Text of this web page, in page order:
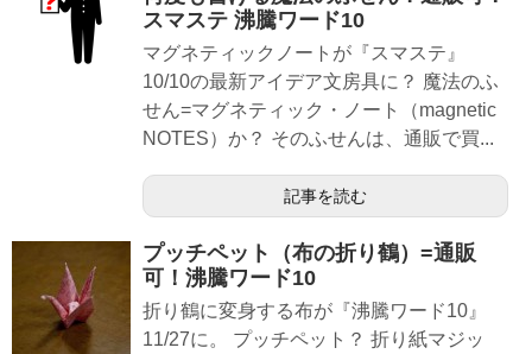
スマステ 沸騰ワード10
マグネティックノートが『スマステ』
10/10の最新アイデア文房具に？ 魔法のふ
せん=マグネティック・ノート（magnetic
NOTES）か？ そのふせんは、通販で買...
記事を読む
プッチペット（布の折り鶴）=通販
可！沸騰ワード10
折り鶴に変身する布が『沸騰ワード10』
11/27に。 プッチペット？ 折り紙マジッ